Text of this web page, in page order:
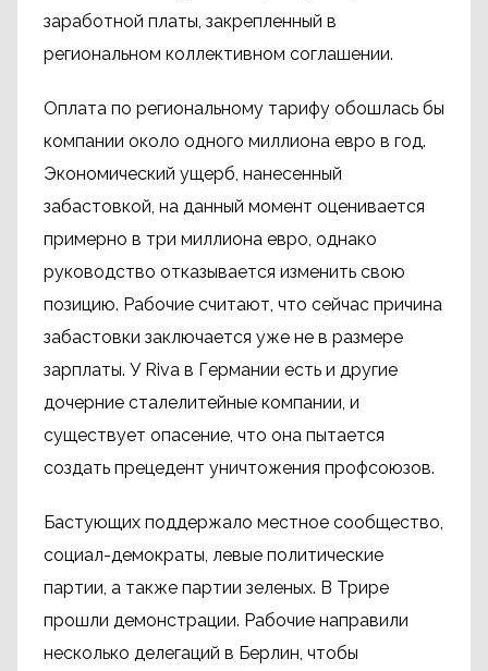
заработной платы, закрепленный в
региональном коллективном соглашении.
Оплата по региональному тарифу обошлась бы
компании около одного миллиона евро в год.
Экономический ущерб, нанесенный
забастовкой, на данный момент оценивается
примерно в три миллиона евро, однако
руководство отказывается изменить свою
позицию. Рабочие считают, что сейчас причина
забастовки заключается уже не в размере
зарплаты. У Riva в Германии есть и другие
дочерние сталелитейные компании, и
существует опасение, что она пытается
создать прецедент уничтожения профсоюзов.
Бастующих поддержало местное сообщество,
социал-демократы, левые политические
партии, а также партии зеленых. В Трире
прошли демонстрации. Рабочие направили
несколько делегаций в Берлин, чтобы